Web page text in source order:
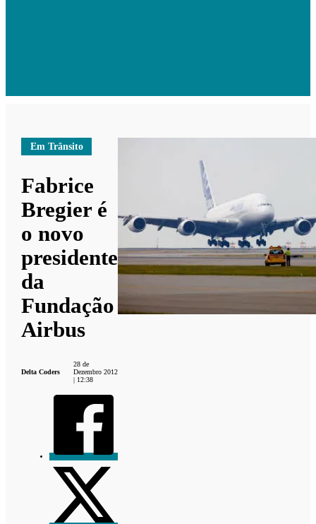
Em Trânsito
Fabrice
Bregier é
o novo
presidente
da
Fundação
Airbus
Delta Coders
28 de
Dezembro 2012
| 12:38